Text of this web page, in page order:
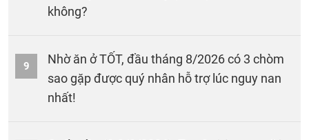
không?
9
Nhờ ăn ở TỐT, đầu tháng 8/2026 có 3 chòm
sao gặp được quý nhân hỗ trợ lúc nguy nan
nhất!